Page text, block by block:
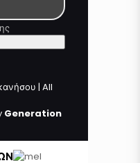
| All
Generation